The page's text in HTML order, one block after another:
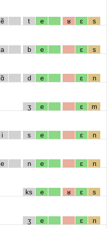
ẽ t e ʁ ɛ s
a b e ɛ s
ɑ̃ d e ɛ n
ʒ e ɛ m
i s e ɛ n
e n e ɛ n
ks e ʁ ɛ s
ʒ e ɛ n